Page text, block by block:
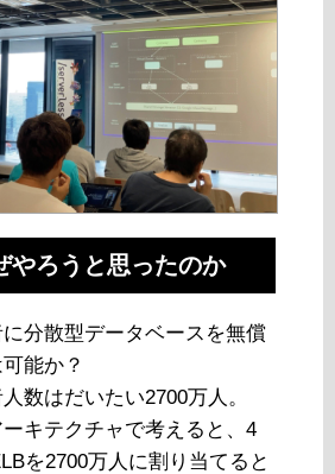
やろうと思ったのか
分散型データベースを無償
能か？
数はだいたい2700万人。
キテクチャで考えると、4
を2700万人に割り当てると